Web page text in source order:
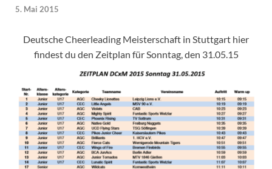
5. Mai 2015
Deutsche Cheerleading Meisterschaft in Stuttgart hier
findest du den Zeitplan für Sonntag, den 31.05.15